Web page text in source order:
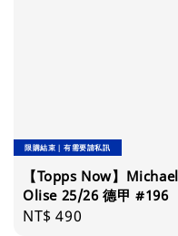
限購結束｜有需要請私訊
【Topps Now】Michael
Olise 25/26 德甲 #196
Regular
NT$ 490